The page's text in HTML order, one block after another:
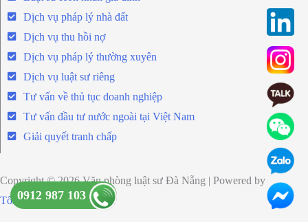
Dịch vụ pháp lý nhà đất
Dịch vụ thu hồi nợ
Dịch vụ pháp lý thường xuyên
Dịch vụ luật sư riêng
Tư vấn về thủ tục doanh nghiệp
Tư vấn đầu tư nước ngoài tại Việt Nam
Giải quyết tranh chấp
Copyright © 2026 Văn phòng luật sư Đà Nẵng | Powered by
Tổng Lực
0912 987 103